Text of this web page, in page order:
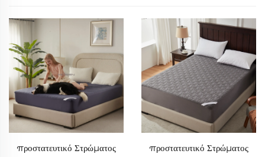
περιορίζεται στα μεγάλα υφάσματα ύπνου, αντιθέτως,
επικεντρώνεται σε αυτά τα "μικρά αλλά όμορφα"
κομμάτια. Από διακοσμητικά ως λειτουργικά, και από
καθημερινή χρήση ως ειδικές περιπτώσεις, καλύπτει
σχεδόν όλες τις "μη βασικές αλλά απαραίτητες"
ανάγκες της οικογένειάς μου σε υφάσματα για το σπίτι.
Εδώ, δεν χρειάζεται να τρέχω από κατάστημα σε
προστατευτικό Στρώματος
προστατευτικό Στρώματος